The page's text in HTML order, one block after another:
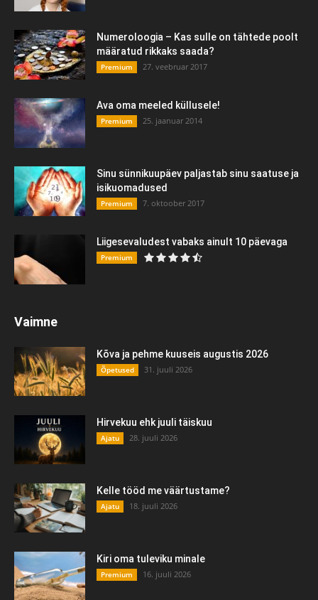
Numeroloogia – Kas sulle on tähtede poolt
määratud rikkaks saada?
Premium 27. veebruar 2017
Ava oma meeled küllusele!
Premium 25. jaanuar 2014
Sinu sünnikuupäev paljastab sinu saatuse ja
isikuomadused
Premium 7. oktoober 2017
Liigesevaludest vabaks ainult 10 päevaga
Premium
Vaimne
Kõva ja pehme kuuseis augustis 2026
Õpetused 31. juuli 2026
Hirvekuu ehk juuli täiskuu
Ajatu 28. juuli 2026
Kelle tööd me väärtustame?
Ajatu 18. juuli 2026
Kiri oma tuleviku minale
Premium 16. juuli 2026